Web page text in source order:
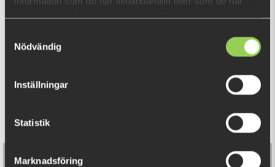
samlat in när du har använt deras tjänster.
Nödvändig
Inställningar
Statistik
Marknadsföring
139 kr